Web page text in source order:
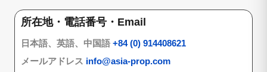
所在地・電話番号・Email
日本語、英語、中国語 +84 (0) 914408621
メールアドレス info@asia-prop.com